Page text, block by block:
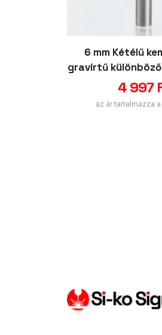
6 mm Kétélű
gravírtű
4 997
az ár tartalmazza